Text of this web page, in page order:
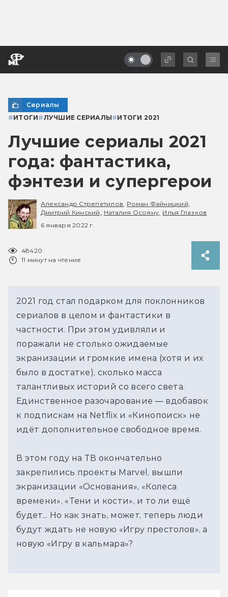
Сериалы
#ИТОГИ#ЛУЧШИЕ СЕРИАЛЫ#ИТОГИ 2021
Лучшие сериалы 2021
года: фантастика,
фэнтези и супергерои
Александр Стрепетилов, Роман Файницкий,
Дмитрий Кинский,
Наталия Осояну, Илья Глазков
6 января 2022 г.
48420
11 минут на чтение
2021 год стал подарком для поклонников
сериалов в целом и фантастики в
частности. При этом удивляли и
поражали не столько ожидаемые
экранизации и громкие имена (хотя и их
было в достатке), сколько масса
талантливых историй со всего света.
Единственное разочарование — вдобавок
к подпискам на Netflix и «Кинопоиск» не
идёт дополнительное свободное время.
В этом году на ТВ окончательно
закрепились проекты Marvel, вышли
экранизации «Основания», «Колеса
времени», «Тени и кости», и то ли ещё
будет... Но как знать, может, теперь люди
будут ждать не новую «Игру престолов», а
новую «Игру в кальмара»?